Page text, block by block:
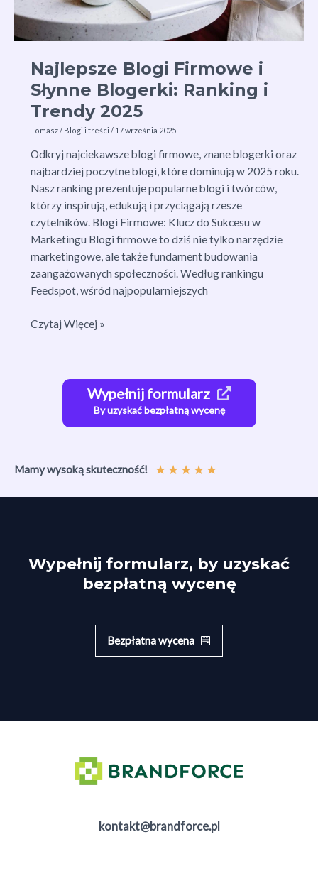
Najlepsze Blogi Firmowe i
Słynne Blogerki: Ranking i
Trendy 2025
Tomasz/ Blogi i treści / 17 września 2025
Odkryj najciekawsze blogi firmowe, znane blogerki oraz
najbardziej poczytne blogi, które dominują w 2025 roku.
Nasz ranking prezentuje popularne blogi i twórców,
którzy inspirują, edukują i przyciągają rzesze
czytelników. Blogi Firmowe: Klucz do Sukcesu w
Marketingu Blogi firmowe to dziś nie tylko narzędzie
marketingowe, ale także fundament budowania
zaangażowanych społeczności. Według rankingu
Feedspot, wśród najpopularniejszych
Najlepsze
Ranking
2025
Czytaj Więcej »
Wypełnij formularz
By uzyskać bezpłatną wycenę
Mamy wysoką skuteczność! ★★★★★
Wypełnij formularz, by uzyskać
bezpłatną wycenę
Bezpłatna wycena
kontakt@brandforce.pl